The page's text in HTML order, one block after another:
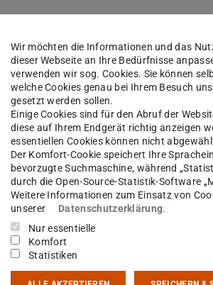
Dr.Christoph
...
6151 16-22090
6151 16-23601
228
9
Wir möchten die Informationen und das
dieser Webseite an Ihre Bedürfnisse
verwenden wir sog. Cookies. Sie können
welche Cookies genau bei Ihrem Besuch
gesetzt werden sollen.
Einige Cookies sind für den Abruf der
diese auf Ihrem Endgerät richtig anzeigen
essentiellen Cookies können nicht
Der Komfort-Cookie speichert Ihre
bevorzugte Suchmaschine, während
durch die Open-Source-Statistik-Software
Weitere Informationen zum Einsatz von
unserer
Datenschutzerklärung.
Nur essentielle
Komfort
Statistiken